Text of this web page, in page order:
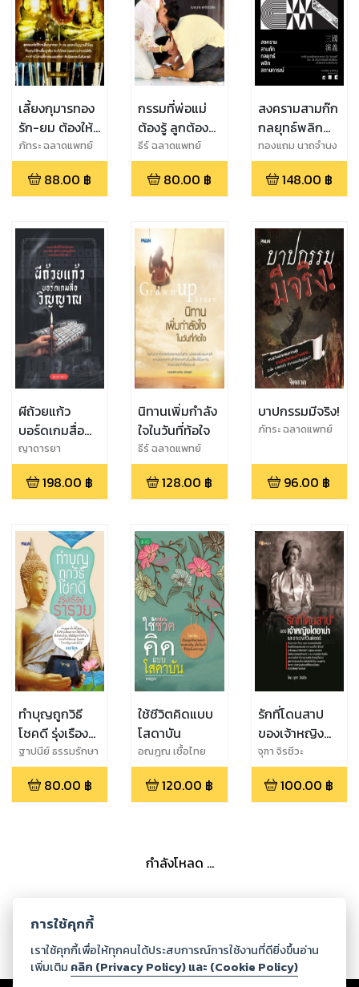
เลี้ยงกุมารทอง
รัก-ยม ต้องให้
ถูกเคล็ด จะให้
โชค ให้คุณ
หนุนให้รวย
ภัทระ ฉลาดแพทย์
88.00 ฿
กรรมที่พ่อแม่
ต้องรู้ ลูกต้อง
หยุดทำ
ธีร์ ฉลาดแพทย์
80.00 ฿
สงครามสามก๊ก
กลยุทธ์พลิก
สถานการณ์
ทองแถม นาถจำนง
148.00 ฿
ผีถ้วยแก้ว
บอร์ดเกมสื่อ
วิญญาณ
ญาดารยา
198.00 ฿
นิทานเพิ่มกำลัง
ใจในวันที่ท้อใจ
ธีร์ ฉลาดแพทย์
128.00 ฿
บาปกรรมมีจริง!
ภัทระ ฉลาดแพทย์
96.00 ฿
ทำบุญถูกวิธี
โชคดี รุ่งเรือง
ร่ำรวย
ฐาปนีย์ ธรรมรักษา
80.00 ฿
ใช้ชีวิตคิดแบบ
โสดาบัน
อณฎณ เชื้อไทย
120.00 ฿
รักที่โดนสาป
ของเจ้าหญิง
ไดอาน่าและราช
วงศ์วินด์เซอร์
จุฑา จิรชีวะ
100.00 ฿
กำลังโหลด ...
การใช้คุกกี้
เราใช้คุกกี้เพื่อให้ทุกคนได้ประสบการณ์การใช้งานที่ดียิ่งขึ้นอ่าน
เพิ่มเติม คลิก (Privacy Policy) และ (Cookie Policy)